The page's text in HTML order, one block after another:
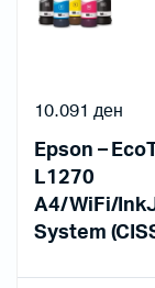
Epson –
L1270
A4/WiFi/
System
10.091 ден